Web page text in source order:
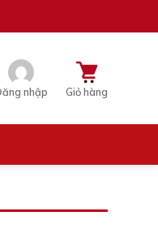
nhập Giỏ hàng